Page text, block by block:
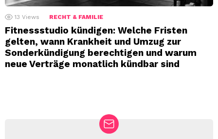
13 Views RECHT & FAMILIE
Fitnessstudio kündigen: Welche Fristen
gelten, wann Krankheit und Umzug zur
Sonderkündigung berechtigen und warum
neue Verträge monatlich kündbar sind